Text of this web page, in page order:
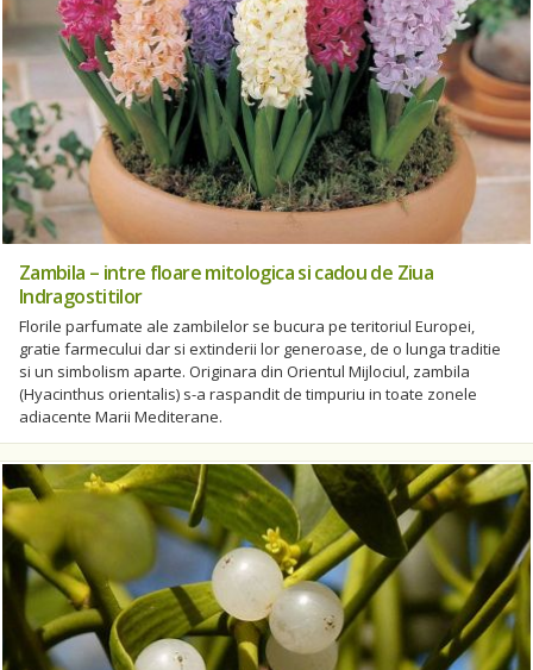
Zambila – intre floare mitologica si cadou de Ziua
Indragostitilor
Florile parfumate ale zambilelor se bucura pe teritoriul Europei,
gratie farmecului dar si extinderii lor generoase, de o lunga traditie
si un simbolism aparte. Originara din Orientul Mijlociul, zambila
(Hyacinthus orientalis) s-a raspandit de timpuriu in toate zonele
adiacente Marii Mediterane.